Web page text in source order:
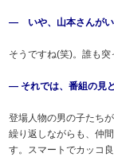
― いや、山本さんがい
そうですね(笑)。誰も
― それでは、番組の見
登場人物の男の子たち
繰り返しながらも、仲
す。スマートでカッコ